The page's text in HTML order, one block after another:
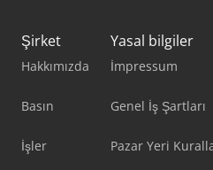
Şirket
Hakkımızda
Basın
İşler
Yasal bilgiler
İmpressum
Genel İş Şartları
Pazar Yeri